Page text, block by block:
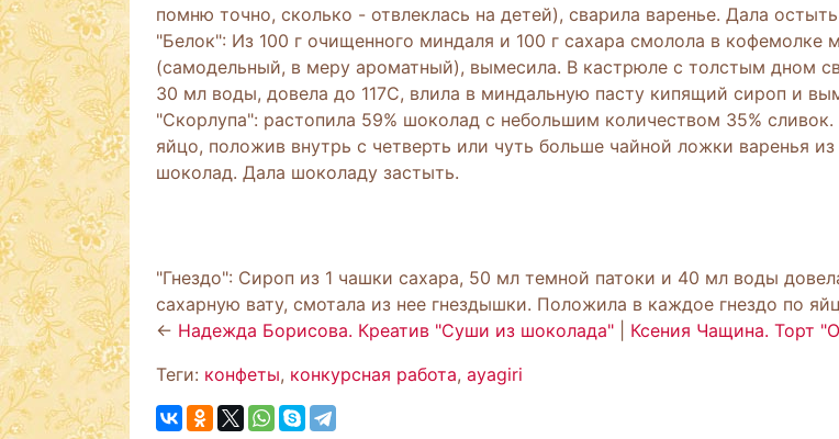
помню точно, сколько - отвлеклась на детей), сварила варенье. Дала
"Белок": Из 100 г очищенного миндаля и 100 г сахара смолола в кофемолке
(самодельный, в меру ароматный), вымесила. В кастрюле с толстым дном
30 мл воды, довела до 117С, влила в миндальную пасту кипящий сироп и
"Скорлупа": растопила 59% шоколад с небольшим количеством 35%
яйцо, положив внутрь с четверть или чуть больше чайной ложки варенья
шоколад. Дала шоколаду застыть.
"Гнездо": Сироп из 1 чашки сахара, 50 мл темной патоки и 40 мл воды
сахарную вату, смотала из нее гнездышки. Положила в каждое гнездо по
← Надежда Борисова. Креатив "Суши из шоколада" Ксения Чащина. Торт
Теги: конфеты, конкурсная работа, ayagiri